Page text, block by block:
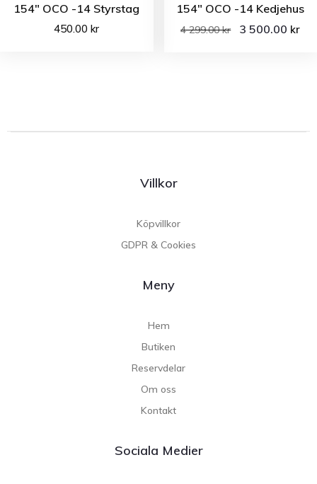
154″ OCO -14 Styrstag
450.00kr
154″ OCO -14 Kedjehus
4 299.00kr 3 500.00 kr
Villkor
Köpvillkor
GDPR & Cookies
Meny
Hem
Butiken
Reservdelar
Om oss
Kontakt
Sociala Medier